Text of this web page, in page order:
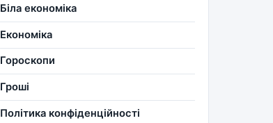
Біла економіка
Економіка
Гороскопи
Гроші
Політика конфіденційності